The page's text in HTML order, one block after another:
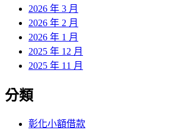
2026 年 3 月
2026 年 2 月
2026 年 1 月
2025 年 12 月
2025 年 11 月
分類
彰化小額借款